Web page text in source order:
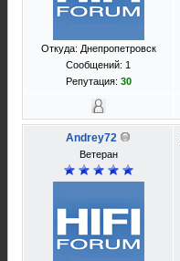
Откуда: Днепропетровск
Сообщений: 1
Репутация: 30
Andrey72
Ветеран